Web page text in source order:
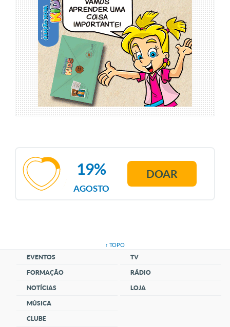
AGOSTO
19% DOAR
↑ TOPO
EVENTOS
FORMAÇÃO
NOTÍCIAS
MÚSICA
CLUBE
TV
RÁDIO
LOJA